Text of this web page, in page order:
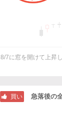
8/7に窓を開けて上昇
買い 急落後の